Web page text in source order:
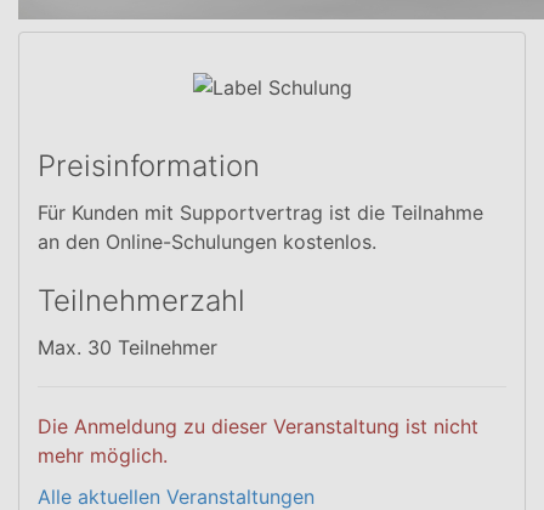
Preisinformation
Für Kunden mit Supportvertrag ist die Teilnahme
an den Online-Schulungen kostenlos.
Teilnehmerzahl
Max. 30 Teilnehmer
Die Anmeldung zu dieser Veranstaltung ist nicht
mehr möglich.
Alle aktuellen Veranstaltungen